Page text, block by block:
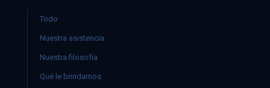
Todo
Nuestra asistencia
Nuestra filosofía
Qué le brindamos